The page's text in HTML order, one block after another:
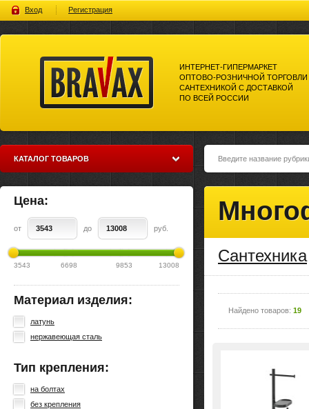
Вход Регистрация
всей россии
ИНТЕРНЕТ-ГИПЕРМАРКЕТ
ОПТОВО-РОЗНИЧНОЙ ТОРГОВЛИ
САНТЕХНИКОЙ С ДОСТАВКОЙ
ПО ВСЕЙ РОССИИ
КАТАЛОГ ТОВАРОВ
Цена:
от до руб.
3543 6698 9853 13008
Материал изделия:
латунь
нержавеющая сталь
Тип крепления:
на болтах
без крепления
Сантехника
Найдено товаров: 19